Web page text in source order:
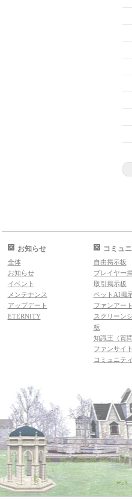
お知らせ
全体
お知らせ
イベント
メンテナンス
アップデート
ETERNITY
コミュ
自由掲示板
プレイヤー
取引掲示板
ペットAI掲
ファンアー
スクリーン
板
知識王（質
ファンサイ
コミュニテ